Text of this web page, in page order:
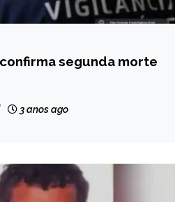
segunda morte
3 anos ago